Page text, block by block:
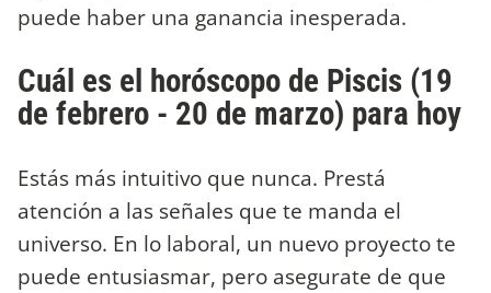
puede haber una ganancia inesperada.
Cuál es el horóscopo de Piscis (19
de febrero - 20 de marzo) para hoy
Estás más intuitivo que nunca. Prestá
atención a las señales que te manda el
universo. En lo laboral, un nuevo proyecto te
puede entusiasmar, pero asegurate de que